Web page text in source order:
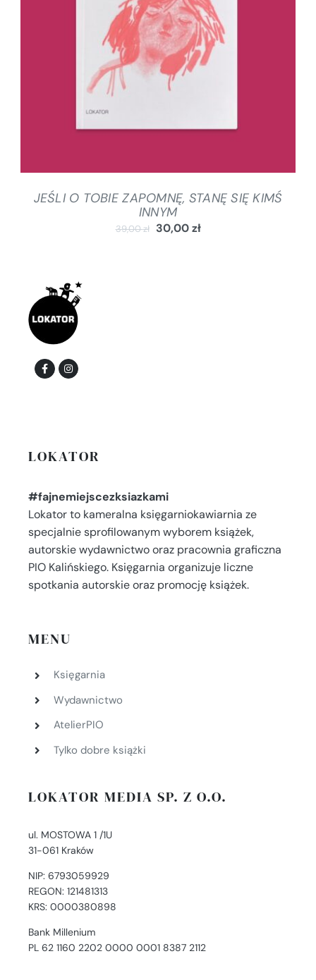
DODAJ DO KOSZYKA / SZCZEGÓŁY
JEŚLI O TOBIE ZAPOMNĘ, STANĘ SIĘ KIMŚ
INNYM
39,00zł 30,00zł
LOKATOR
#fajnemiejscezksiazkami
Lokator to kameralna księgarniokawiarnia ze
specjalnie sprofilowanym wyborem książek,
autorskie wydawnictwo oraz pracownia graficzna
PIO Kalińskiego. Księgarnia organizuje liczne
spotkania autorskie oraz promocję książek.
MENU
Księgarnia
Wydawnictwo
AtelierPIO
Tylko dobre książki
LOKATOR MEDIA SP. Z O.O.
ul. MOSTOWA 1 /1U
31-061 Kraków
NIP: 6793059929
REGON: 121481313
KRS: 0000380898
Bank Millenium
PL 62 1160 2202 0000 0001 8387 2112